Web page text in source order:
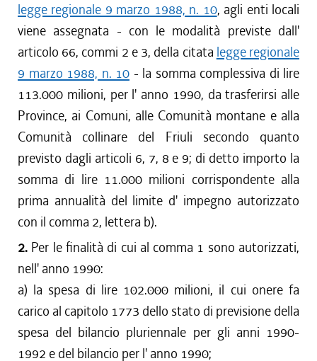
legge regionale 9 marzo 1988, n. 10, agli enti locali
viene assegnata - con le modalità previste dall'
articolo 66, commi 2 e 3, della citata legge regionale
9 marzo 1988, n. 10 - la somma complessiva di lire
113.000 milioni, per l' anno 1990, da trasferirsi alle
Province, ai Comuni, alle Comunità montane e alla
Comunità collinare del Friuli secondo quanto
previsto dagli articoli 6, 7, 8 e 9; di detto importo la
somma di lire 11.000 milioni corrispondente alla
prima annualità del limite d' impegno autorizzato
con il comma 2, lettera b).
2. Per le finalità di cui al comma 1 sono autorizzati,
nell' anno 1990:
a) la spesa di lire 102.000 milioni, il cui onere fa
carico al capitolo 1773 dello stato di previsione della
spesa del bilancio pluriennale per gli anni 1990-
1992 e del bilancio per l' anno 1990;